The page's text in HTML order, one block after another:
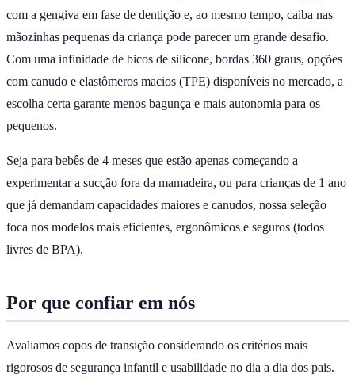
com a gengiva em fase de dentição e, ao mesmo tempo, caiba nas
mãozinhas pequenas da criança pode parecer um grande desafio.
Com uma infinidade de bicos de silicone, bordas 360 graus, opções
com canudo e elastômeros macios (TPE) disponíveis no mercado, a
escolha certa garante menos bagunça e mais autonomia para os
pequenos.
Seja para bebês de 4 meses que estão apenas começando a
experimentar a sucção fora da mamadeira, ou para crianças de 1 ano
que já demandam capacidades maiores e canudos, nossa seleção
foca nos modelos mais eficientes, ergonômicos e seguros (todos
livres de BPA).
Por que confiar em nós
Avaliamos copos de transição considerando os critérios mais
rigorosos de segurança infantil e usabilidade no dia a dia dos pais.